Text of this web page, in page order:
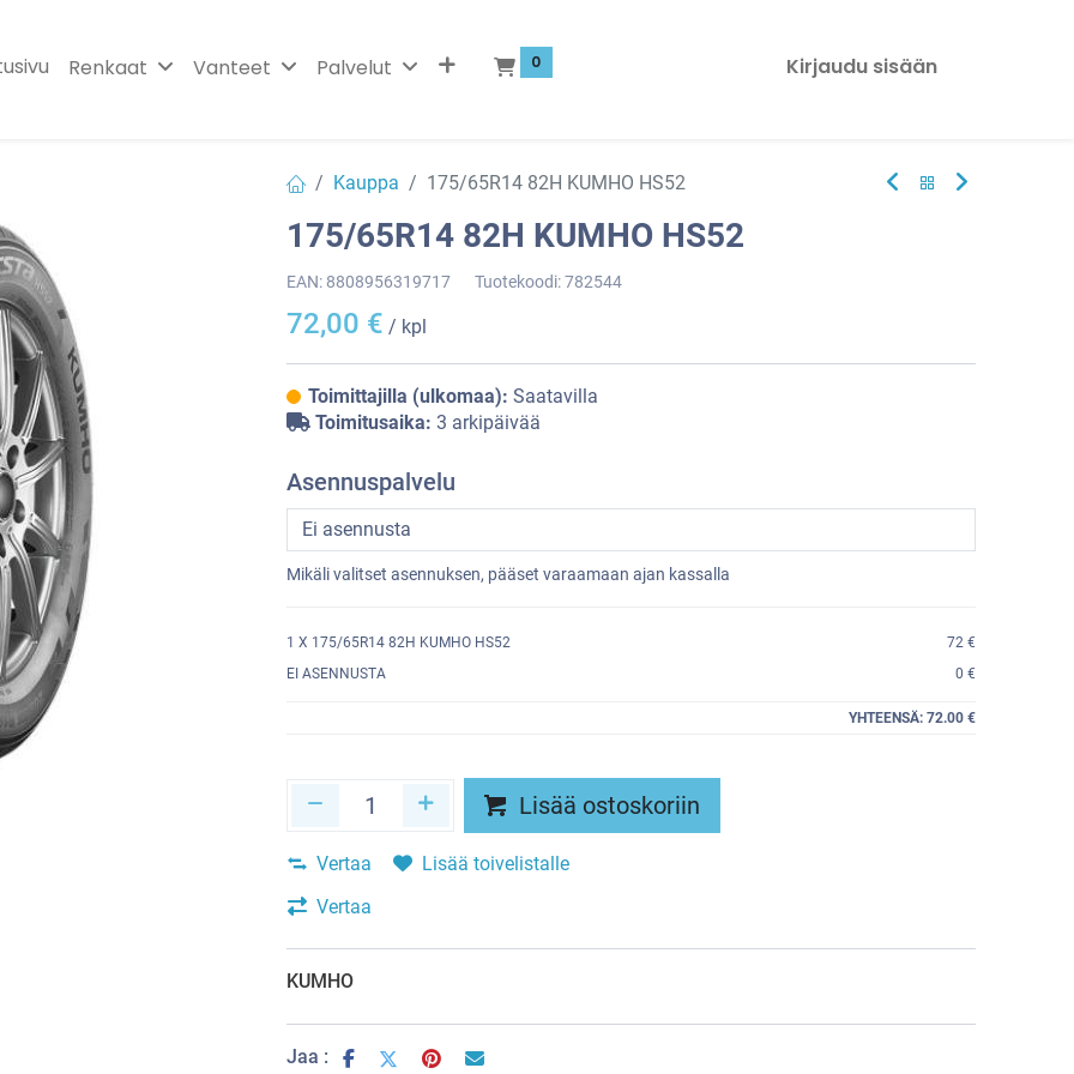
Renkaat Vanteet Palvelut 0 Kirjaudu sisään
Kauppa 175/65R14 82H KUMHO HS52
175/65R14 82H KUMHO HS52
EAN: 8808956319717 Tuotekoodi:782544
72,00 € / kpl
Toimittajilla (ulkomaa): Saatavilla
Toimitusaika: 3 arkipäivää
Asennuspalvelu
Mikäli valitset asennuksen, pääset varaamaan ajan kassalla
1 X 175/65R14 82H KUMHO HS52
72 €
EI ASENNUSTA
0 €
YHTEENSÄ: 72.00 €
Lisää ostoskoriin
Vertaa
Lisää toivelistalle
Vertaa
KUMHO
Jaa :